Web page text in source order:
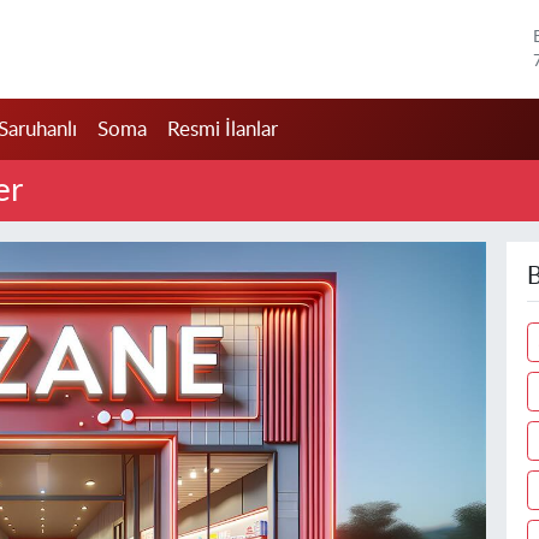
Soma Resmi İlanlar